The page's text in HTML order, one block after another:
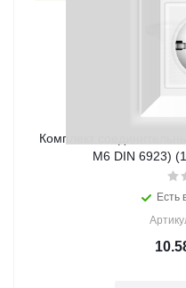
Комплект
М6 DIN 6923)
Есть